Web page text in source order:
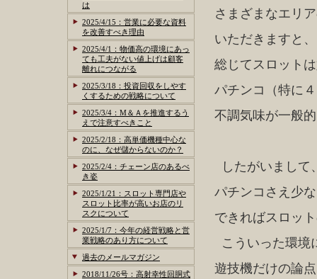
さまざまなエリ
いただきますと、
総じてスロット
パチンコ（特に
不調気味が一般
したがいまして
パチンコさえ少
できればスロッ
こういった環境
遊技機だけの論
は
2025/4/15：営業に必要な資料
を改善すべき理由
2025/4/1：物価高の環境にあっ
ても工夫がない値上げは顧客
離れにつながる
2025/3/18：投資回収をしやす
くするための戦略について
2025/3/4：M＆Ａを推進するう
えで注意すべきこと
2025/2/18：高単価機種中心な
のに、なぜ儲からないのか？
2025/2/4：チェーン店のあるべ
き姿
2025/1/21：スロット専門店や
スロット比率が高いお店のリ
スクについて
2025/1/7：今年の経営戦略と営
業戦略のあり方について
過去のメールマガジン
2018/11/26号：高射幸性回胴式